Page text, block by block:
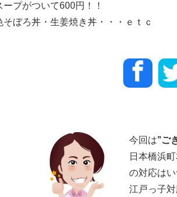
プがついて600円！！
ぼろ丼・生姜焼き丼・・・ｅｔｃ
今回は”ご
日本橋浜
の対応は
江戸っ子対